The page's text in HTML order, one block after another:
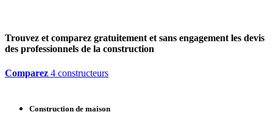
Trouvez et comparez gratuitement et sans engagement les devis
des professionnels de la construction
Comparez 4 constructeurs
Construction de maison